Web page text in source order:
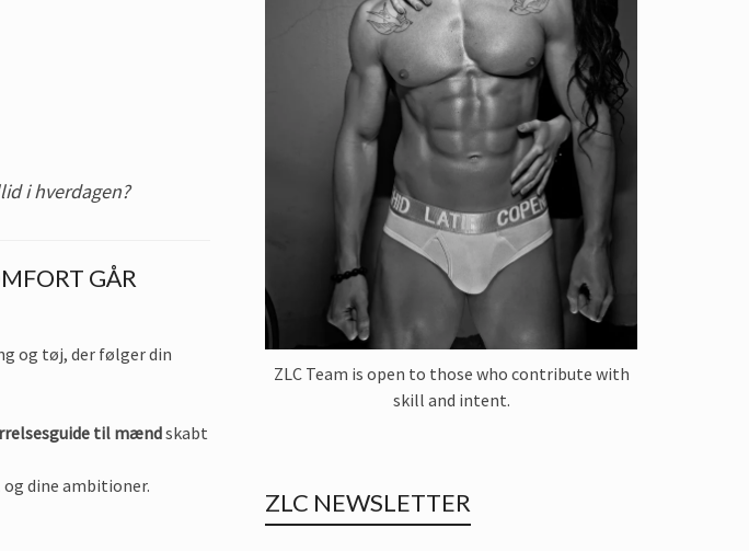
i hverdagen?
GÅR
og tøj, der følger din
til mændskabt
dine ambitioner.
ZLC Team is open to those who contribute with
skill and intent.
ZLC NEWSLETTER